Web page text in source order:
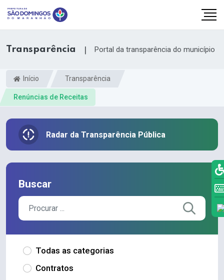
Transparência | Portal da transparência do município
Início Transparência
Renúncias de Receitas
Radar da Transparência Pública
Buscar
Todas as categorias
Contratos